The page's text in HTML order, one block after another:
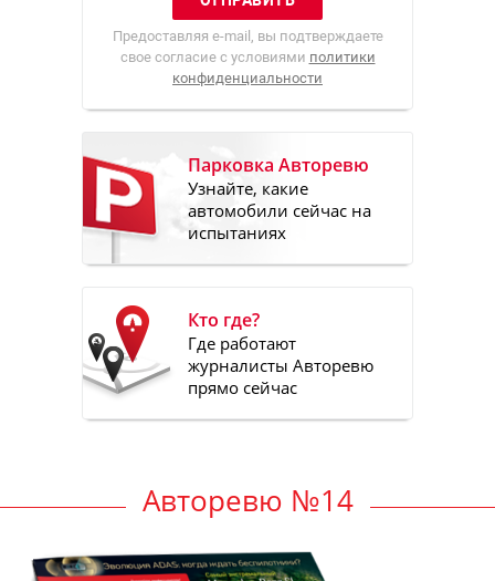
Предоставляя e-mail, вы подтверждаете
свое согласие с условиями политики
конфиденциальности
Парковка Авторевю
Узнайте, какие
автомобили сейчас на
испытаниях
Кто где?
Где работают
журналисты Авторевю
прямо сейчас
Авторевю №14